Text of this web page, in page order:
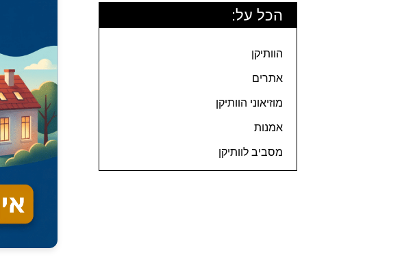
הכל על:
הוותיקן
אתרים
מוזיאוני הוותיקן
אמנות
מסביב לוותיקן